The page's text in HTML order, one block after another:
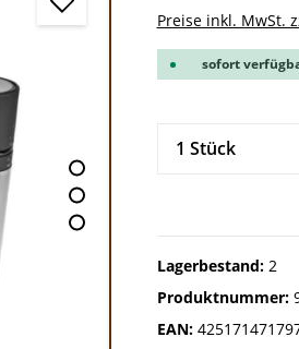
Preise inkl. MwSt.
sofort
Produkt
Lagerbestand: 2
Produktnummer:
EAN: